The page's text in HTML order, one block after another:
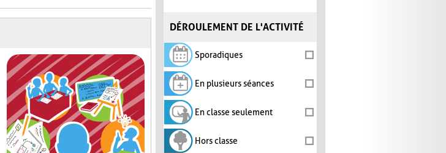
DÉROULEMENT DE L'ACTIVITÉ
Sporadiques
En plusieurs séances
En classe seulement
Hors classe